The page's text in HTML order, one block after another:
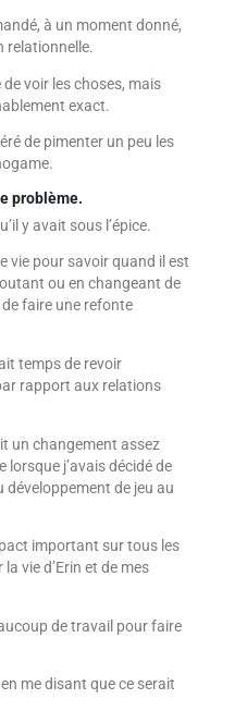
à un moment donné,
relationnelle.
voir les choses, mais
exact.
de pimenter un peu les
problème.
y avait sous l’épice.
vie pour savoir quand il est
ou en changeant de
faire une refonte
temps de revoir
rapport aux relations
un changement assez
j’avais décidé de
de jeu au
important sur tous les
vie d’Erin et de mes
de travail pour faire
me disant que ce serait